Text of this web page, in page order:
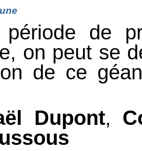
de
on peut se
de ce
Dupont,